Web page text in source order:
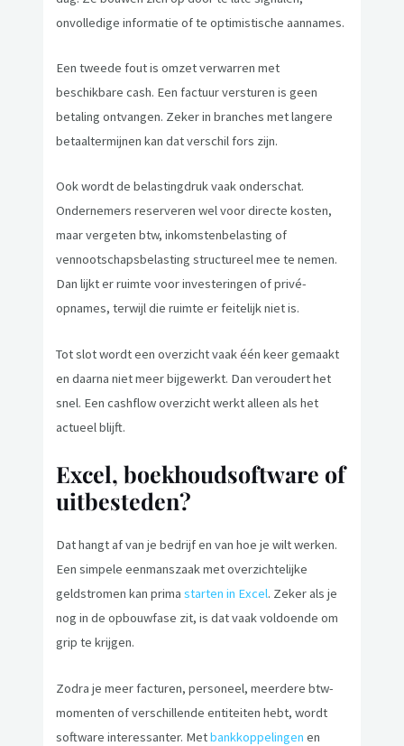
onvolledige informatie of te optimistische aannames.
Een tweede fout is omzet verwarren met
beschikbare cash. Een factuur versturen is geen
betaling ontvangen. Zeker in branches met langere
betaaltermijnen kan dat verschil fors zijn.
Ook wordt de belastingdruk vaak onderschat.
Ondernemers reserveren wel voor directe kosten,
maar vergeten btw, inkomstenbelasting of
vennootschapsbelasting structureel mee te nemen.
Dan lijkt er ruimte voor investeringen of privé-
opnames, terwijl die ruimte er feitelijk niet is.
Tot slot wordt een overzicht vaak één keer gemaakt
en daarna niet meer bijgewerkt. Dan veroudert het
snel. Een cashflow overzicht werkt alleen als het
actueel blijft.
Excel, boekhoudsoftware of
uitbesteden?
Dat hangt af van je bedrijf en van hoe je wilt werken.
Een simpele eenmanszaak met overzichtelijke
geldstromen kan primastarten in Excel. Zeker als je
nog in de opbouwfase zit, is dat vaak voldoende om
grip te krijgen.
Zodra je meer facturen, personeel, meerdere btw-
momenten of verschillende entiteiten hebt, wordt
software interessanter. Metbankkoppelingen en